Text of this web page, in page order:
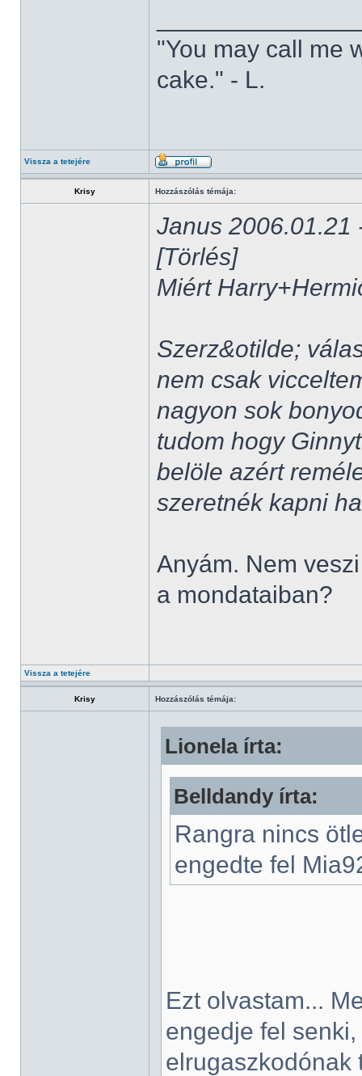
"You may call me
cake." - L.
Vissza a tetejére
Krisy Hozzászólás témája:
Janus 2006.01.21
[Törlés]
Miért
Szerz&otilde;
nem csak
nagyon sok
tudom hogy
belöle azért
szeretnék kapni
Anyám. Nem
a mondataiban?
Vissza a tetejére
Krisy Hozzászólás témája:
Lionela írta:
Belldandy írta:
Rangra nincs
engedte fel
Ezt olvastam...
engedje fel
elrugaszkodónak